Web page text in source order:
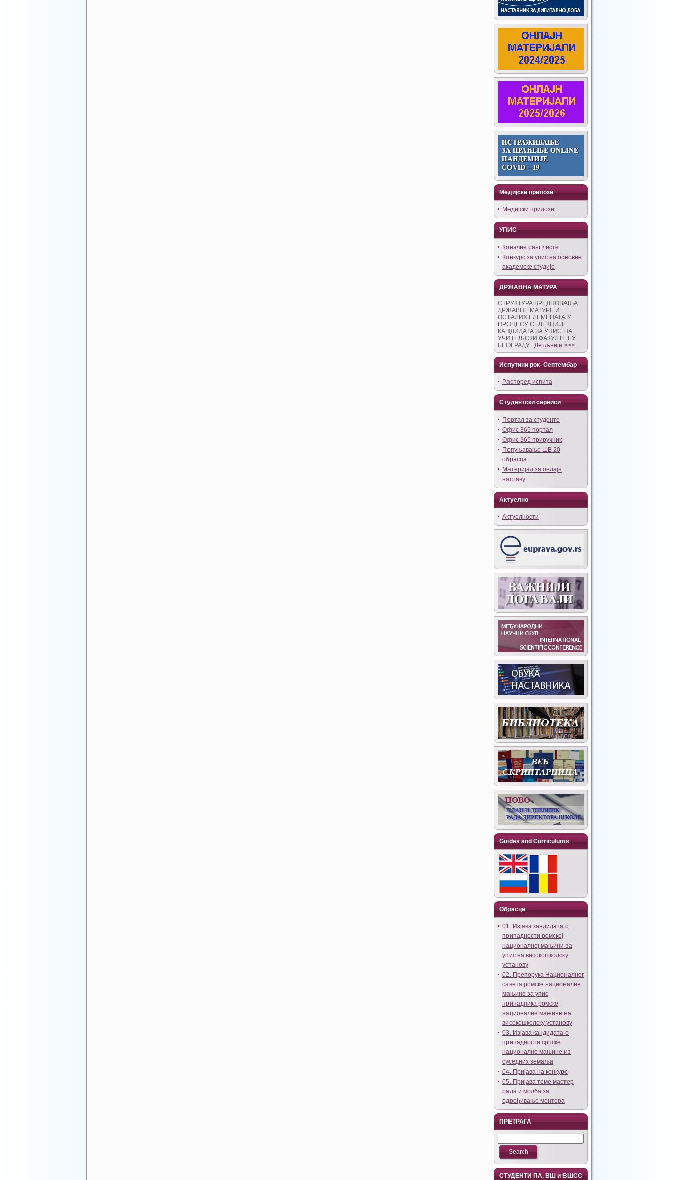
Медијски прилози
Медијски прилози
УПИС
Коначне ранг листе
Конкурс за упис на основне
академске студије
ДРЖАВНА МАТУРА
СТРУКТУРА ВРЕДНОВАЊА
ДРЖАВНЕ МАТУРЕ И
ОСТАЛИХ ЕЛЕМЕНАТА У
ПРОЦЕСУ СЕЛЕКЦИЈЕ
КАНДИДАТА ЗА УПИС НА
УЧИТЕЉСКИ ФАКУЛТЕТ У
БЕОГРАДУ Детљније >>>
Испутини рок- Септембар
Распоред испита
Студентски сервиси
Портал за студенте
Офис 365 портал
Офис 365 приручник
Попуњавање ШВ 20
обрасца
Материјал за онлајн
наставу
Актуелно
Актуелности
Guides and Curriculums
Обрасци
01. Изјава кандидата о
припадности ромској
националној мањини за
упис на високошколску
установу
02. Препорука Националног
савета ромске националне
мањине за упис
припадника ромске
националне мањине на
високошколску установу
03. Изјава кандидата о
припадности српске
националне мањине из
суседних земаља
04. Пријава на конкурс
05. Пријава теме мастер
рада и молба за
одређивање ментора
ПРЕТРАГА
СТУДЕНТИ ПА, ВШ и ВШСС